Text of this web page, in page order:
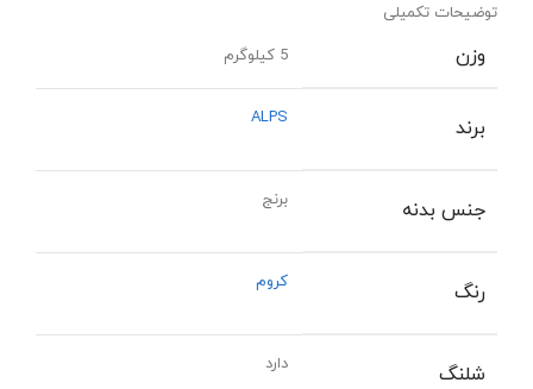
توضیحات تکمیلی
وزن 5 کیلوگرم
برند ALPS
جنس بدنه برنج
رنگ کروم
شلنگ دارد